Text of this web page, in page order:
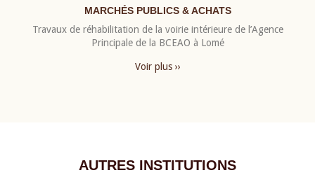
MARCHÉS PUBLICS & ACHATS
Travaux de réhabilitation de la voirie intérieure de l’Agence
Principale de la BCEAO à Lomé
Voir plus ››
AUTRES INSTITUTIONS